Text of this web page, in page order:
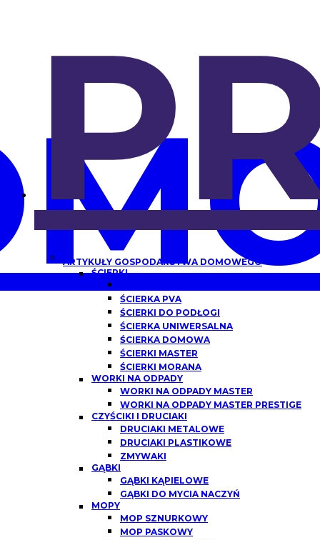
ARTYKUŁY GOSPODARSTWA DOMOWEGO
ŚCIERKI
ŚCIERKA PVA
ŚCIERKI DO PODŁOGI
ŚCIERKA UNIWERSALNA
ŚCIERKA DOMOWA
ŚCIERKI MASTER
ŚCIERKI MORANA
WORKI NA ODPADY
WORKI NA ODPADY MASTER
WORKI NA ODPADY MASTER PRESTIGE
CZYŚCIKI I DRUCIAKI
DRUCIAKI METALOWE
DRUCIAKI PLASTIKOWE
ZMYWAKI
GĄBKI
GĄBKI KĄPIELOWE
GĄBKI DO MYCIA NACZYŃ
MOPY
MOP SZNURKOWY
MOP PASKOWY